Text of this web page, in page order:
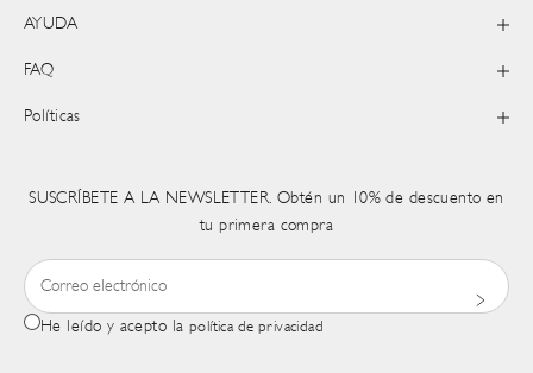
AYUDA
FAQ
Políticas
SUSCRÍBETE A LA NEWSLETTER. Obtén un 10% de descuento en
tu primera compra
He leído y acepto la política de privacidad